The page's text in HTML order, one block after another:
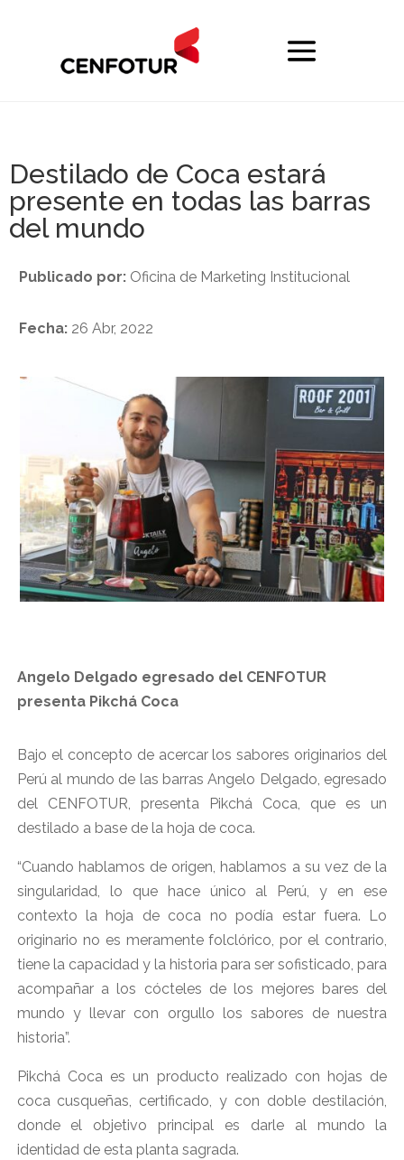
Destilado de Coca estará
presente en todas las barras
del mundo
Publicado por: Oficina de Marketing Institucional
Fecha: 26 Abr, 2022
Angelo Delgado egresado del CENFOTUR
presenta Pikchá Coca
Bajo el concepto de acercar los sabores originarios del
Perú al mundo de las barras Angelo Delgado, egresado
del CENFOTUR, presenta Pikchá Coca, que es un
destilado a base de la hoja de coca.
“Cuando hablamos de origen, hablamos a su vez de la
singularidad, lo que hace único al Perú, y en ese
contexto la hoja de coca no podía estar fuera. Lo
originario no es meramente folclórico, por el contrario,
tiene la capacidad y la historia para ser sofisticado, para
acompañar a los cócteles de los mejores bares del
mundo y llevar con orgullo los sabores de nuestra
historia”.
Pikchá Coca es un producto realizado con hojas de
coca cusqueñas, certificado, y con doble destilación,
donde el objetivo principal es darle al mundo la
identidad de esta planta sagrada.